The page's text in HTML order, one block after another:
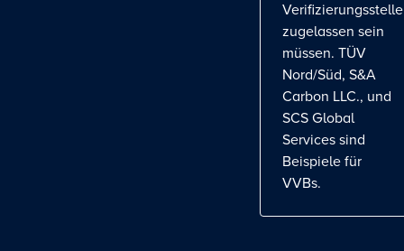
Verifizierungsstelle
zugelassen sein
müssen. TÜV
Nord/Süd, S&A
Carbon LLC., und
SCS Global
Services sind
Beispiele für
VVBs.